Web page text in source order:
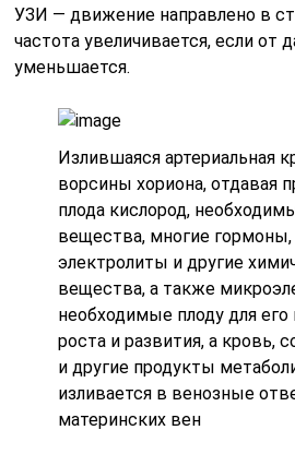
УЗИ — движение направлено в
частота увеличивается, если от
уменьшается.
Излившаяся артериальная
ворсины хориона, отдавая
плода кислород,
вещества, многие
электролиты и другие
вещества, а также
необходимые плоду для его
роста и развития, а кровь,
и другие продукты
изливается в венозные
материнских вен